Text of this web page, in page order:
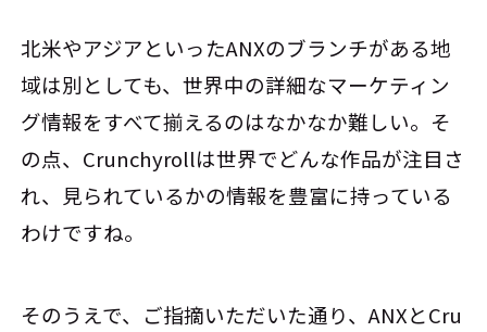
北米やアジアといったANXのブランチがある地
域は別としても、世界中の詳細なマーケティン
グ情報をすべて揃えるのはなかなか難しい。そ
の点、Crunchyrollは世界でどんな作品が注目さ
れ、見られているかの情報を豊富に持っている
わけですね。
そのうえで、ご指摘いただいた通り、ANXとCru